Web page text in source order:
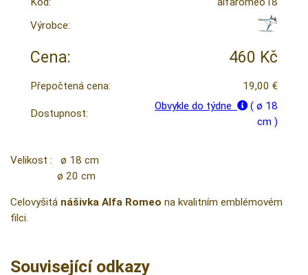
Výrobce:
Cena: 460 Kč
Přepočtená cena: 19,00 €
Dostupnost:
Obvykle do týdne
( ø 18
cm )
Velikost : ø 18 cm
ø 20 cm
Celovyšitá nášivka Alfa Romeo na kvalitním emblémovém
filci.
Související odkazy